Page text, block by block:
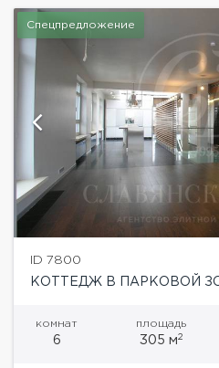
Спецпредложение
ID 7800
КОТТЕДЖ В ПАРКОВОЙ
комнат
6
площадь
305 м2